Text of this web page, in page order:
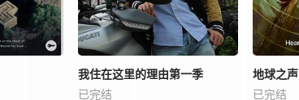
我住在这里的理由第一季
已完结
地球之声
已完结